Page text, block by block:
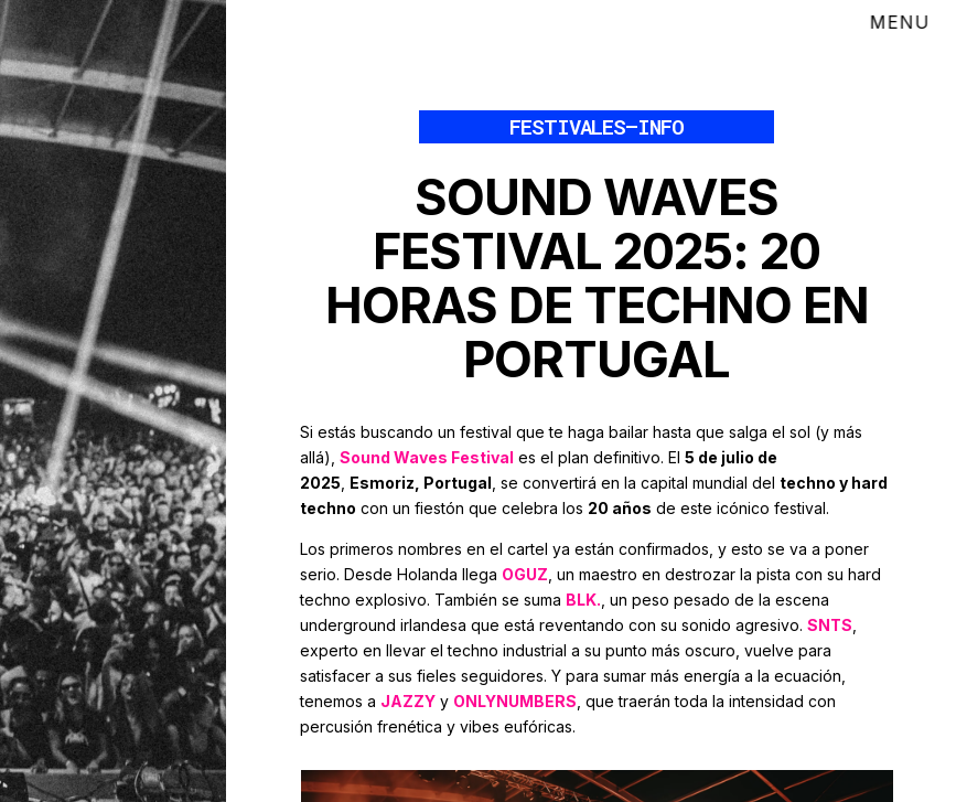
FESTIVALES–INFO
SOUND WAVES
FESTIVAL 2025: 20
HORAS DE TECHNO EN
PORTUGAL
Si estás buscando un festival que te haga bailar hasta que salga el sol (y más
allá),Sound Waves Festival es el plan definitivo. El5 de julio de
2025 Esmoriz, Portugal , se convertirá en la capital mundial del techno y hard
techno con un fiestón que celebra los 20 años de este icónico festival.
Los primeros nombres en el cartel ya están confirmados, y esto se va a poner
serio. Desde Holanda llega OGUZ , un maestro en destrozar la pista con su hard
techno explosivo. También se suma BLK. , un peso pesado de la escena
underground irlandesa que está reventando con su sonido agresivo.SNTS
experto en llevar el techno industrial a su punto más oscuro, vuelve para
satisfacer a sus fieles seguidores. Y para sumar más energía a la ecuación,
tenemos a JAZZY y ONLYNUMBERS , que traerán toda la intensidad con
percusión frenética y vibes eufóricas.